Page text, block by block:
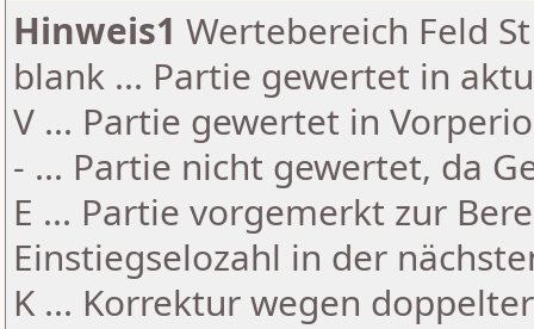
Hinweis1 Wertebereich Feld
blank ... Partie gewertet in
V ... Partie gewertet in
- ... Partie nicht gewertet, da
E ... Partie vorgemerkt zur
Einstiegselozahl in der
K ... Korrektur wegen